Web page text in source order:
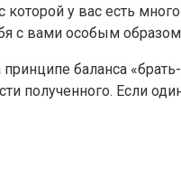
у вас есть
с вами особым
баланса
полученного. Если